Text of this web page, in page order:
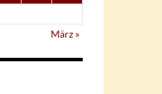
März »